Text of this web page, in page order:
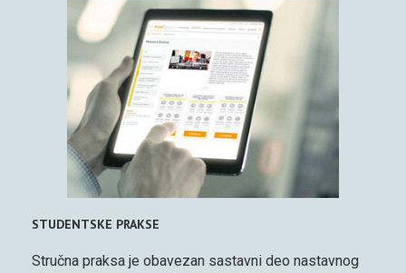
STUDENTSKE PRAKSE
Stručna praksa je obavezan sastavni deo nastavnog